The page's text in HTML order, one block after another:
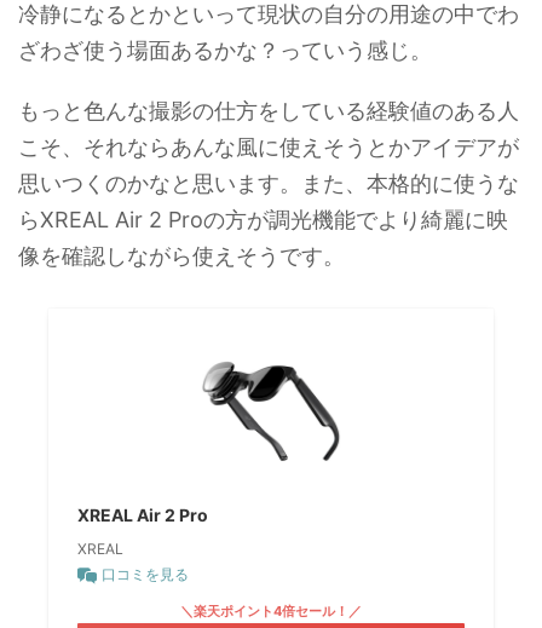
冷静になるとかといって現状の自分の用途の中でわ
ざわざ使う場面あるかな？っていう感じ。
もっと色んな撮影の仕方をしている経験値のある人
こそ、それならあんな風に使えそうとかアイデアが
思いつくのかなと思います。また、本格的に使うな
らXREAL Air 2 Proの方が調光機能でより綺麗に映
像を確認しながら使えそうです。
XREAL Air 2 Pro
XREAL
口コミを見る
＼楽天ポイント4倍セール！／